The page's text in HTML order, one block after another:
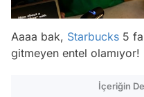
Aaaa bak, Starbucks 5
gitmeyen entel olamıyor!
İçeriğin